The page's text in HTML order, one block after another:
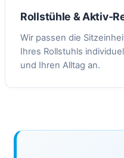
Rollstühle & Aktiv-
Wir passen die
Ihres Rollstuhls
und Ihren Alltag an.